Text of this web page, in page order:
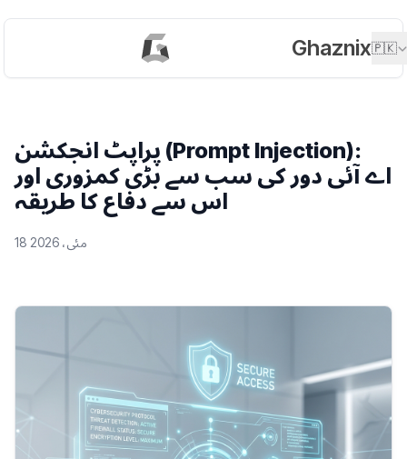
Ghaznix🇵🇰
پراپٹ انجکشن (Prompt Injection):
اے آئی دور کی سب سے بڑی کمزوری اور
اس سے دفاع کا طریقہ
18 مئی، 2026